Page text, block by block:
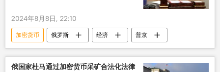
2024年8月8日, 22:10
加密货币 俄罗斯 经济 普京
俄国家杜马通过加密货币采矿合法化法律